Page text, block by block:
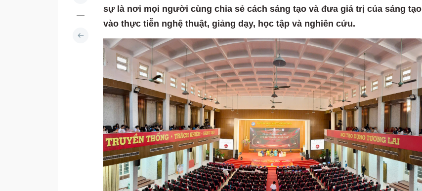
sự là nơi mọi người cùng chia sẻ cách sáng tạo và đưa giá trị của sáng tạo
vào thực tiễn nghệ thuật, giảng dạy, học tập và nghiên cứu.